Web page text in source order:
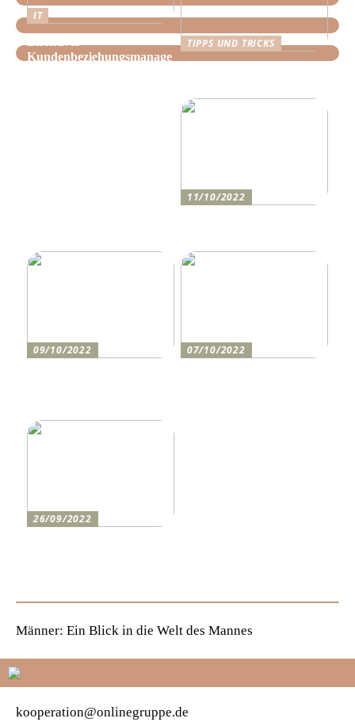
IT
Kundenbeziehungsmanage
TIPPS UND TRICKS
11/10/2022
09/10/2022
07/10/2022
26/09/2022
Männer: Ein Blick in die Welt des Mannes
kooperation@onlinegruppe.de